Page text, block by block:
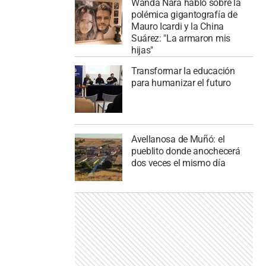
Wanda Nara habló sobre la
polémica gigantografía de
Mauro Icardi y la China
Suárez: "La armaron mis
hijas"
Transformar la educación
para humanizar el futuro
Avellanosa de Muñó: el
pueblito donde anochecerá
dos veces el mismo día